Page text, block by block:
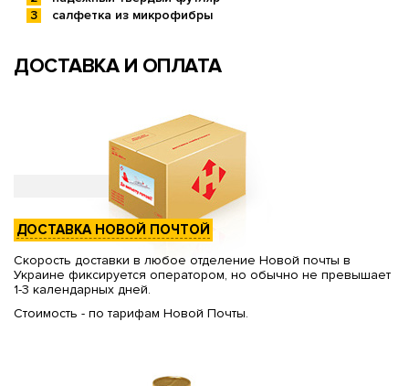
салфетка из микрофибры
ДОСТАВКА И ОПЛАТА
ДОСТАВКА НОВОЙ ПОЧТОЙ
Скорость доставки в любое отделение Новой почты в
Украине фиксируется оператором, но обычно не превышает
1-3 календарных дней.
Стоимость - по тарифам Новой Почты.